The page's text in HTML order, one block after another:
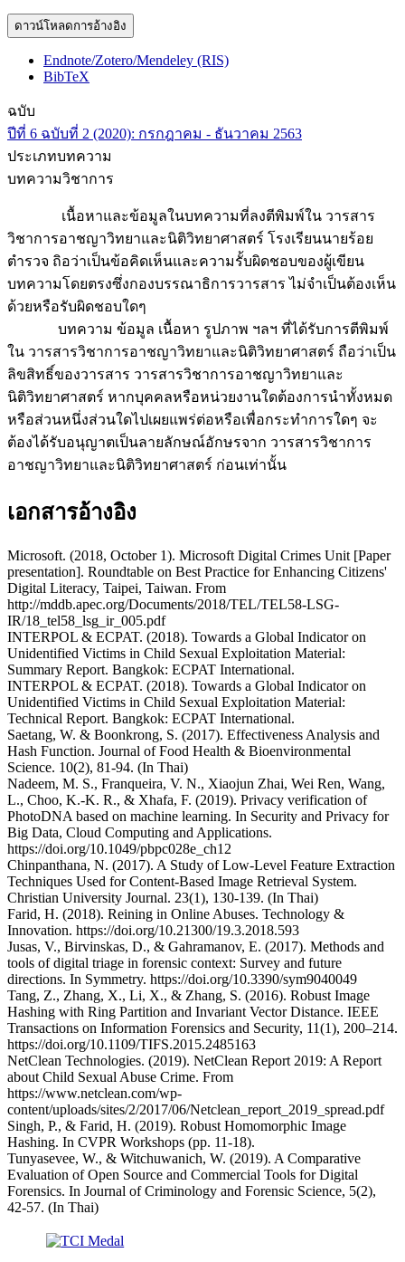
ดาวน์โหลดการอ้างอิง
Endnote/Zotero/Mendeley (RIS)
BibTeX
ฉบับ
ปีที่ 6 ฉบับที่ 2 (2020): กรกฎาคม - ธันวาคม 2563
ประเภทบทความ
บทความวิชาการ
เนื้อหาและข้อมูลในบทความที่ลงตีพิมพ์ใน วารสาร
วิชาการอาชญาวิทยาและนิติวิทยาศาสตร์ โรงเรียนนายร้อย
ตำรวจ ถิอว่าเป็นข้อคิดเห็นและความรั้บผิดชอบของผู้เขียน
บทความโดยตรงซึ่งกองบรรณาธิการวารสาร ไม่จำเป็นต้องเห็น
ด้วยหรือรับผิดชอบใดๆ
บทความ ข้อมูล เนื้อหา รูปภาพ ฯลฯ ที่ได้รับการตีพิมพ์
ใน วารสารวิชาการอาชญาวิทยาและนิติวิทยาศาสตร์ ถือว่าเป็น
ลิขสิทธิ์ของวารสาร วารสารวิชาการอาชญาวิทยาและ
นิติวิทยาศาสตร์ หากบุคคลหรือหน่วยงานใดต้องการนำทั้งหมด
หรือส่วนหนึ่งส่วนใดไปเผยแพร่ต่อหรือเพื่อกระทำการใดๆ จะ
ต้องได้รับอนุญาตเป็นลายลักษณ์อักษรจาก วารสารวิชาการ
อาชญาวิทยาและนิติวิทยาศาสตร์ ก่อนเท่านั้น
เอกสารอ้างอิง
Microsoft. (2018, October 1). Microsoft Digital Crimes Unit [Paper
presentation]. Roundtable on Best Practice for Enhancing Citizens'
Digital Literacy, Taipei, Taiwan. From
http://mddb.apec.org/Documents/2018/TEL/TEL58-LSG-
IR/18_tel58_lsg_ir_005.pdf
INTERPOL & ECPAT. (2018). Towards a Global Indicator on
Unidentified Victims in Child Sexual Exploitation Material:
Summary Report. Bangkok: ECPAT International.
INTERPOL & ECPAT. (2018). Towards a Global Indicator on
Unidentified Victims in Child Sexual Exploitation Material:
Technical Report. Bangkok: ECPAT International.
Saetang, W. & Boonkrong, S. (2017). Effectiveness Analysis and
Hash Function. Journal of Food Health & Bioenvironmental
Science. 10(2), 81-94. (In Thai)
Nadeem, M. S., Franqueira, V. N., Xiaojun Zhai, Wei Ren, Wang,
L., Choo, K.-K. R., & Xhafa, F. (2019). Privacy verification of
PhotoDNA based on machine learning. In Security and Privacy for
Big Data, Cloud Computing and Applications.
https://doi.org/10.1049/pbpc028e_ch12
Chinpanthana, N. (2017). A Study of Low-Level Feature Extraction
Techniques Used for Content-Based Image Retrieval System.
Christian University Journal. 23(1), 130-139. (In Thai)
Farid, H. (2018). Reining in Online Abuses. Technology &
Innovation. https://doi.org/10.21300/19.3.2018.593
Jusas, V., Birvinskas, D., & Gahramanov, E. (2017). Methods and
tools of digital triage in forensic context: Survey and future
directions. In Symmetry. https://doi.org/10.3390/sym9040049
Tang, Z., Zhang, X., Li, X., & Zhang, S. (2016). Robust Image
Hashing with Ring Partition and Invariant Vector Distance. IEEE
Transactions on Information Forensics and Security, 11(1), 200–214.
https://doi.org/10.1109/TIFS.2015.2485163
NetClean Technologies. (2019). NetClean Report 2019: A Report
about Child Sexual Abuse Crime. From
https://www.netclean.com/wp-
content/uploads/sites/2/2017/06/Netclean_report_2019_spread.pdf
Singh, P., & Farid, H. (2019). Robust Homomorphic Image
Hashing. In CVPR Workshops (pp. 11-18).
Tunyasevee, W., & Witchuwanich, W. (2019). A Comparative
Evaluation of Open Source and Commercial Tools for Digital
Forensics. In Journal of Criminology and Forensic Science, 5(2),
42-57. (In Thai)